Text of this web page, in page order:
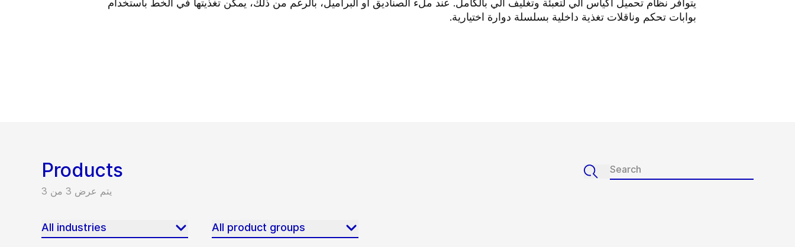
يتوافر نظام تحميل آكياس آلي لتعبئة وتغليف آلي بالكامل. عند ملء الصناديق أو البراميل، بالرغم من ذلك، يمكن تغذيتها في الخط باستخدام
بوابات تحكم وناقلات تغذية داخلية بسلسلة دوارة اختيارية.
Products
يتم عرض 3 من 3
All industries All product groups